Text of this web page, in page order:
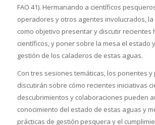
FAO 41). Hermanando a científicos
operadores y otros agentes involucrados,
como objetivo presentar y discutir recientes
científicos, y poner sobre la mesa el estado
gestión de los caladeros de estas aguas.
Con tres sesiones temáticas, los ponentes
discutirán sobre cómo recientes iniciativas
descubrimientos y colaboraciones pueden
conocimiento del estado de estas aguas y
prácticas de gestión pesquera y el